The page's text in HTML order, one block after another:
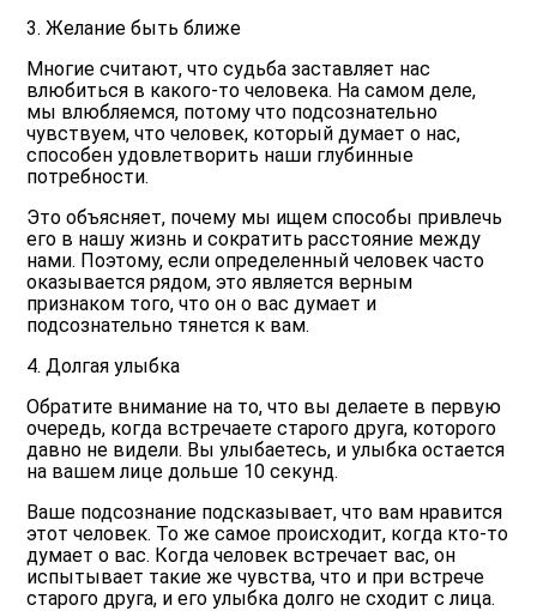
3. Желание быть ближе
Многие считают, что судьба заставляет нас
влюбиться в какого-то человека. На самом деле,
мы влюбляемся, потому что подсознательно
чувствуем, что человек, который думает о нас,
способен удовлетворить наши глубинные
потребности.
Это объясняет, почему мы ищем способы привлечь
его в нашу жизнь и сократить расстояние между
нами. Поэтому, если определенный человек часто
оказывается рядом, это является верным
признаком того, что он о вас думает и
подсознательно тянется к вам.
4. Долгая улыбка
Обратите внимание на то, что вы делаете в первую
очередь, когда встречаете старого друга, которого
давно не видели. Вы улыбаетесь, и улыбка остается
на вашем лице дольше 10 секунд.
Ваше подсознание подсказывает, что вам нравится
этот человек. То же самое происходит, когда кто-то
думает о вас. Когда человек встречает вас, он
испытывает такие же чувства, что и при встрече
старого друга, и его улыбка долго не сходит с лица.